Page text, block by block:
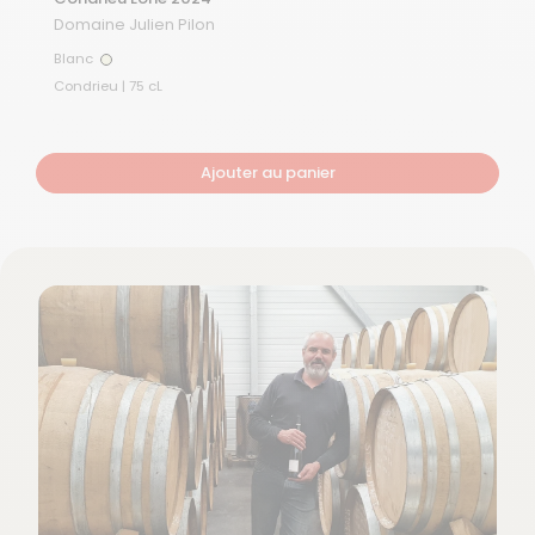
Domaine Julien Pilon
Blanc Blanc
Condrieu | 75 cL
Ajouter au panier